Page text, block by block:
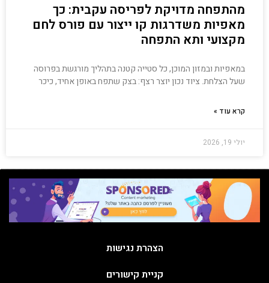
מהתפחה מדויקת לפריסה עקבית: כך
מאפיות משדרגות קו ייצור עם פורס לחם
מקצועי ותא התפחה
במאפיות ובמזון המוכן, כל סטייה קטנה בתהליך מורגשת בפרוסה
שעל הצלחת. ציוד נכון יוצר רצף: בצק שתפח באופן אחיד, כיכר
קרא עוד »
יולי 19, 2026
הצהרת נגישות
קניית קישורים